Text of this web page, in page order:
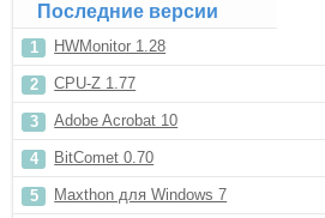
Последние версии
HWMonitor 1.28
CPU-Z 1.77
Adobe Acrobat 10
BitComet 0.70
Maxthon для Windows 7